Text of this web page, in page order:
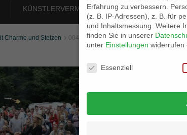
KÜNSTLERVERMITTLUNG LOCATION
Charme und Stelzen  00451_03
Erfahrung zu verbessern.
(z. B. IP-Adressen), z. B. für
und Inhaltsmessung. Weitere
finden Sie in unserer
unter Einstellungen widerrufen
Datenschutzeinstellungen
Essenziell